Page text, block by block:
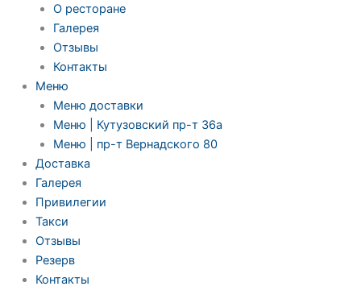
О ресторане
Галерея
Отзывы
Контакты
Меню
Меню доставки
Меню | Кутузовский пр-т 36а
Меню | пр-т Вернадского 80
Доставка
Галерея
Привилегии
Такси
Отзывы
Резерв
Контакты